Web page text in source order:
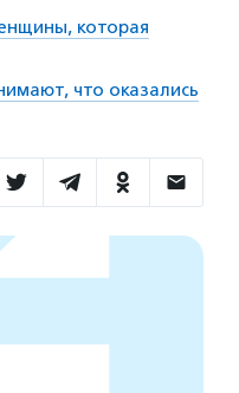
которая
что оказались